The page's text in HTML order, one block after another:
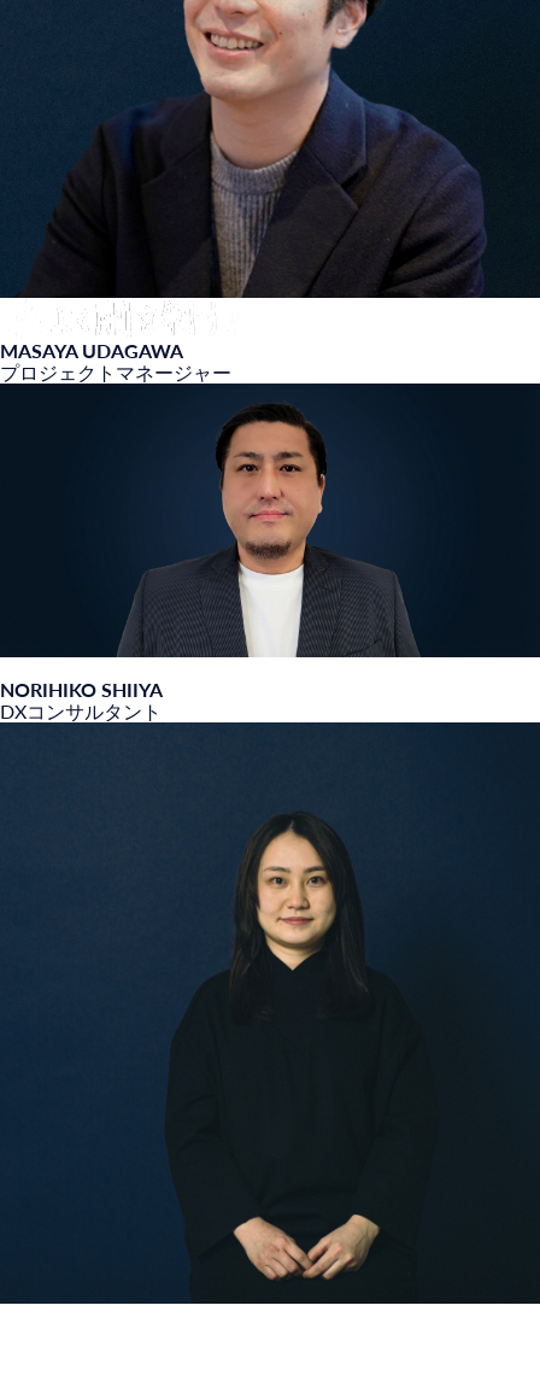
MASAYA UDAGAWA
プロジェクトマネージャー
NORIHIKO SHIIYA
DXコンサルタント